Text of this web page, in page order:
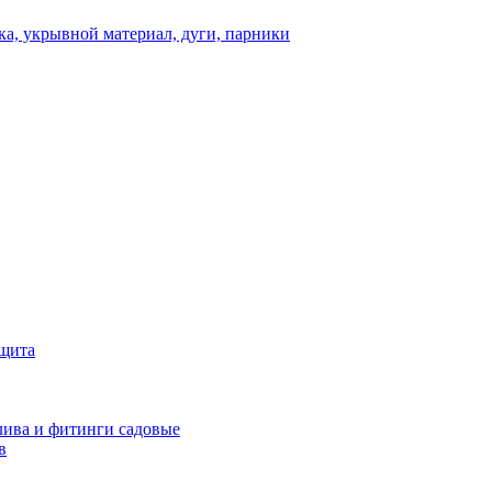
укрывной материал, дуги, парники
и фитинги садовые